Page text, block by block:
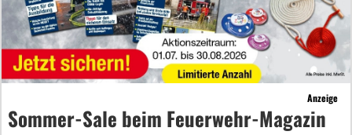
Anzeige
Sommer-Sale beim Feuerwehr-Magazin